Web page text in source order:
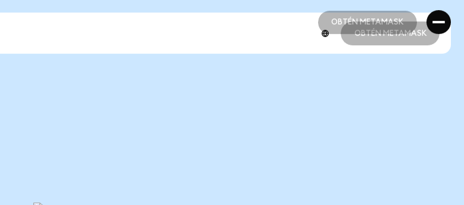
OBTÉN METAMASK
OBTÉN METAMASK
OBTÉN METAMASK